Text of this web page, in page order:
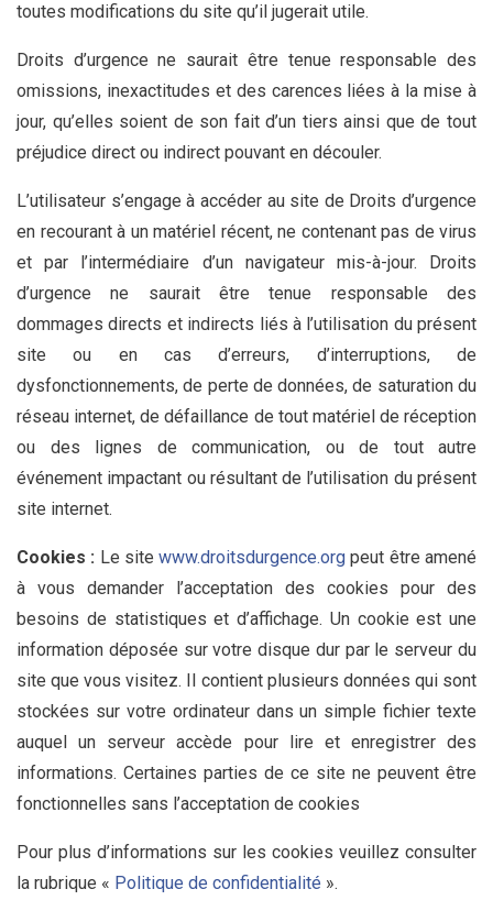
toutes modifications du site qu’il jugerait utile.
Droits d’urgence ne saurait être tenue responsable des
omissions, inexactitudes et des carences liées à la mise à
jour, qu’elles soient de son fait d’un tiers ainsi que de tout
préjudice direct ou indirect pouvant en découler.
L’utilisateur s’engage à accéder au site de Droits d’urgence
en recourant à un matériel récent, ne contenant pas de virus
et par l’intermédiaire d’un navigateur mis-à-jour. Droits
d’urgence ne saurait être tenue responsable des
dommages directs et indirects liés à l’utilisation du présent
site ou en cas d’erreurs, d’interruptions, de
dysfonctionnements, de perte de données, de saturation du
réseau internet, de défaillance de tout matériel de réception
ou des lignes de communication, ou de tout autre
événement impactant ou résultant de l’utilisation du présent
site internet.
Cookies : Le sitewww.droitsdurgence.org peut être amené
à vous demander l’acceptation des cookies pour des
besoins de statistiques et d’affichage. Un cookie est une
information déposée sur votre disque dur par le serveur du
site que vous visitez. Il contient plusieurs données qui sont
stockées sur votre ordinateur dans un simple fichier texte
auquel un serveur accède pour lire et enregistrer des
informations. Certaines parties de ce site ne peuvent être
fonctionnelles sans l’acceptation de cookies
Pour plus d’informations sur les cookies veuillez consulter
la rubrique « Politique de confidentialité ».